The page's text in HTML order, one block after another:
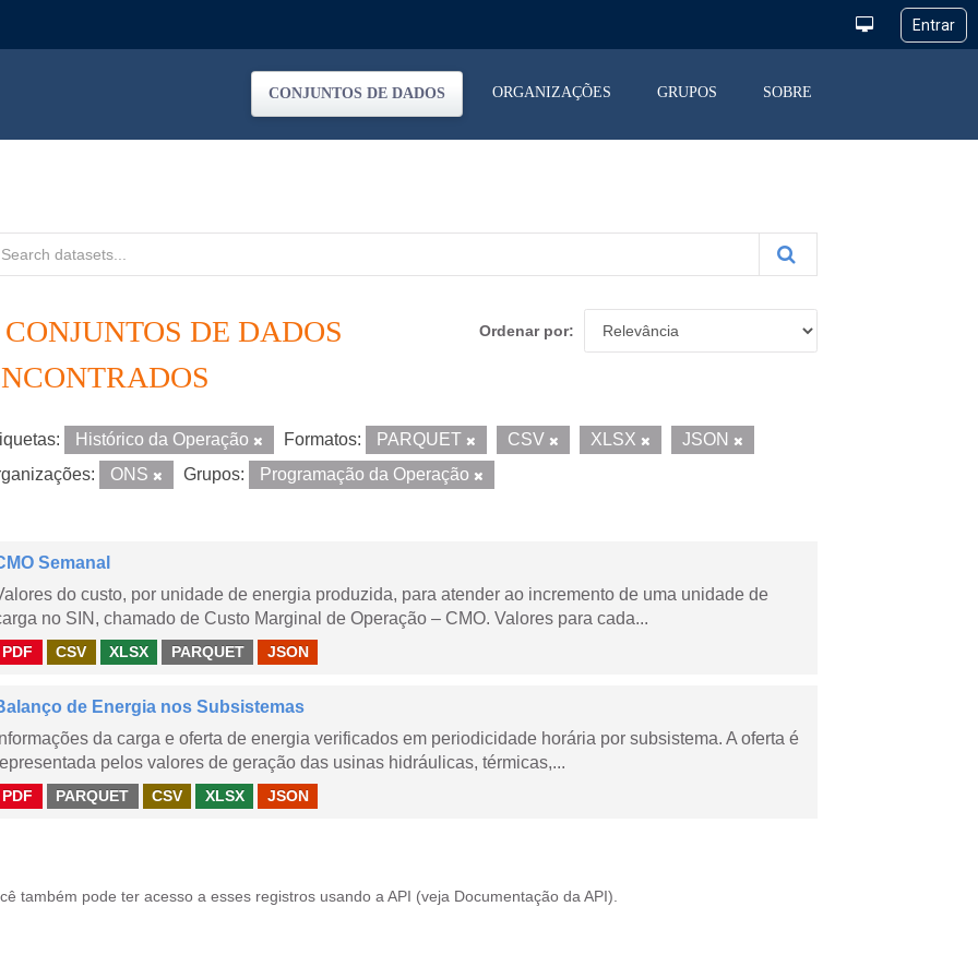
CONJUNTOS DE DADOS ORGANIZAÇÕES GRUPOS SOBRE
Ordenar por
CONJUNTOS DE DADOS
Histórico da Operação Formatos: PARQUET CSV XLSX
JSON
ONS Grupos: Programação da Operação
Semanal
do custo, por unidade de energia produzida, para atender ao incremento de uma unidade de
no SIN, chamado de Custo Marginal de Operação – CMO. Valores para cada...
PDF CSV XLSX PARQUET JSON
de Energia nos Subsistemas
Informações da carga e oferta de energia verificados em periodicidade horária por subsistema. A oferta é
pelos valores de geração das usinas hidráulicas, térmicas,...
PDF PARQUET CSV XLSX JSON
também pode ter acesso a esses registros usando a API (veja Documentação da API ).